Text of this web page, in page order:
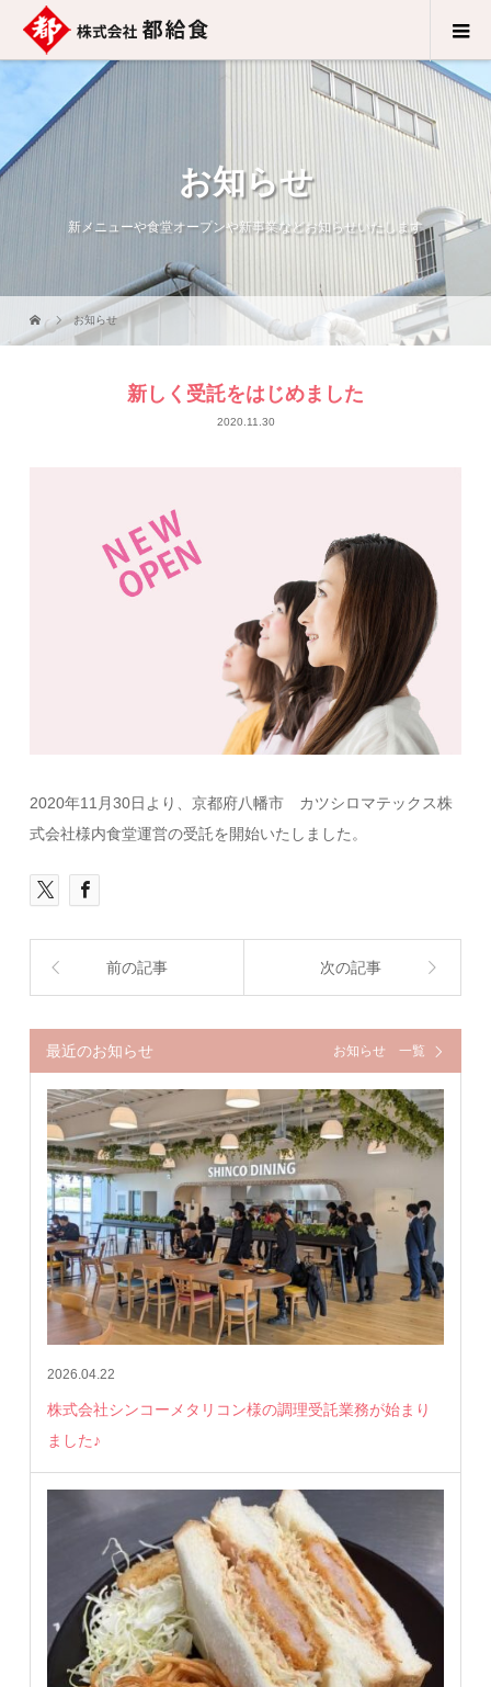
お知らせ
新メニューや食堂オープンや新事業などお知らせいたします
お知らせ
新しく受託をはじめました
2020.11.30
2020年11月30日より、京都府八幡市 カツシロマテックス株
式会社様内食堂運営の受託を開始いたしました。
前の記事 次の記事
最近のお知らせ お知らせ 一覧
2026.04.22
株式会社シンコーメタリコン様の調理受託業務が始まり
ました♪